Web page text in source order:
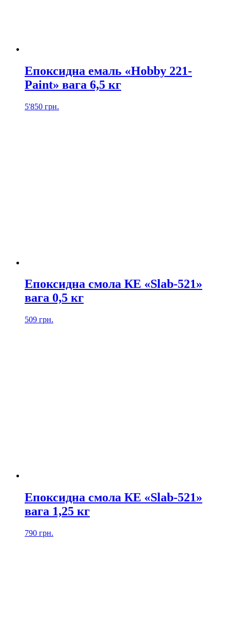
Епоксидна емаль «Hobby 221-
Paint» вага 6,5 кг
5'850 грн.
Епоксидна смола КЕ «Slab-521»
вага 0,5 кг
509 грн.
Епоксидна смола КЕ «Slab-521»
вага 1,25 кг
790 грн.